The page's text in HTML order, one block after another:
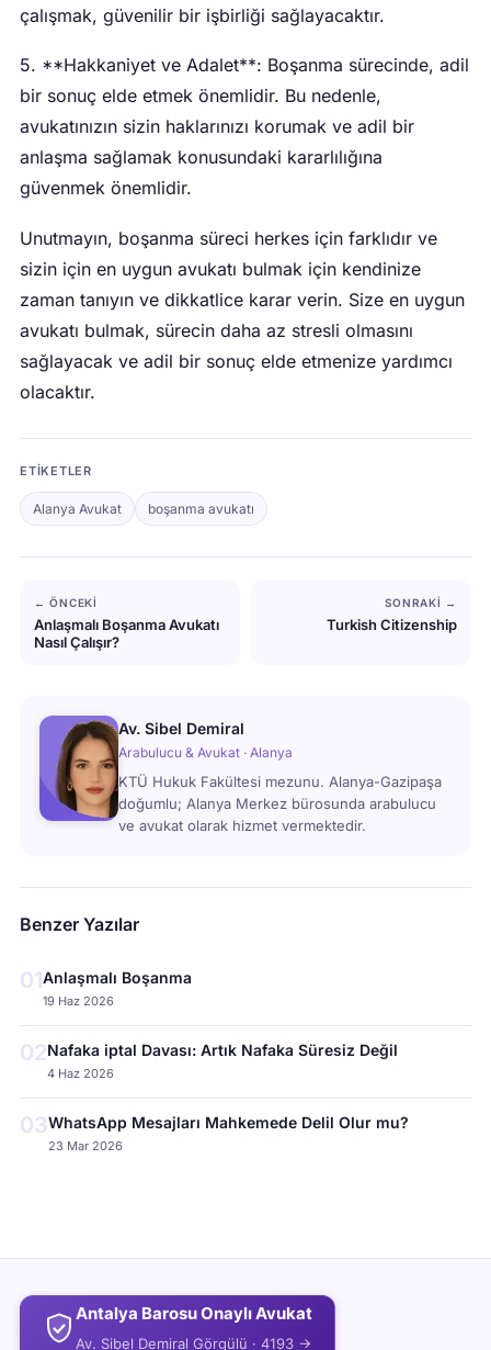
çalışmak, güvenilir bir işbirliği sağlayacaktır.
5. **Hakkaniyet ve Adalet**: Boşanma sürecinde, adil
bir sonuç elde etmek önemlidir. Bu nedenle,
avukatınızın sizin haklarınızı korumak ve adil bir
anlaşma sağlamak konusundaki kararlılığına
güvenmek önemlidir.
Unutmayın, boşanma süreci herkes için farklıdır ve
sizin için en uygun avukatı bulmak için kendinize
zaman tanıyın ve dikkatlice karar verin. Size en uygun
avukatı bulmak, sürecin daha az stresli olmasını
sağlayacak ve adil bir sonuç elde etmenize yardımcı
olacaktır.
ETIKETLER
Alanya Avukat boşanma avukatı
← ÖNCEKI
Anlaşmalı Boşanma Avukatı
Nasıl Çalışır?
SONRAKI →
Turkish Citizenship
Av. Sibel Demiral
Arabulucu & Avukat · Alanya
KTÜ Hukuk Fakültesi mezunu. Alanya-Gazipaşa
doğumlu; Alanya Merkez bürosunda arabulucu
ve avukat olarak hizmet vermektedir.
Benzer Yazılar
01Anlaşmalı Boşanma
19 Haz 2026
02Nafaka iptal Davası: Artık Nafaka Süresiz Değil
4 Haz 2026
03WhatsApp Mesajları Mahkemede Delil Olur mu?
23 Mar 2026
Antalya Barosu Onaylı Avukat
Av. Sibel Demiral Görgülü · 4193 →